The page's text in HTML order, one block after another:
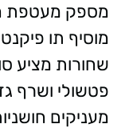
מספק מעטפת
מוסיף תו
שחורות מציע
פטשולי ושרף
מעניקים